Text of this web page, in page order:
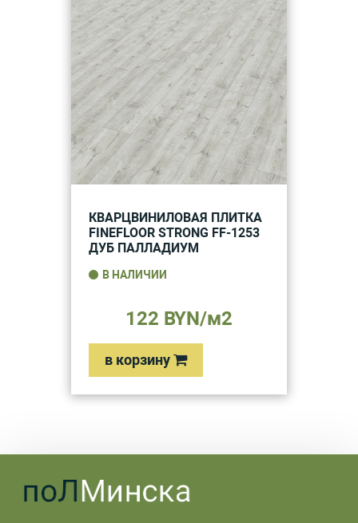
КВАРЦВИНИЛОВАЯ ПЛИТКА
FINEFLOOR STRONG FF-1253
ДУБ ПАЛЛАДИУМ
В НАЛИЧИИ
122 BYN/м2
в корзину